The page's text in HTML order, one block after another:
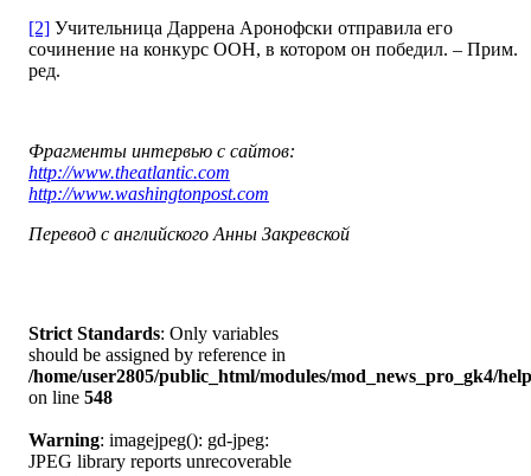
[2] Учительница Даррена Аронофски отправила его
сочинение на конкурс ООН, в котором он победил. – Прим.
ред.
Фрагменты интервью с сайтов:
http://www.theatlantic.com
http://www.washingtonpost.com
Перевод с английского Анны Закревской
Strict Standards: Only variables
should be assigned by reference in
/home/user2805/public_html/modules/mod_news_pro_gk4/
on line 548
Warning: imagejpeg(): gd-jpeg:
JPEG library reports unrecoverable